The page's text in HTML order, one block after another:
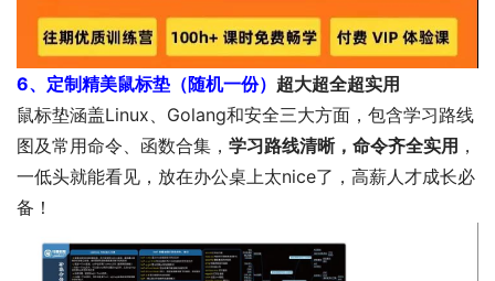
6、定制精美鼠标垫（随机一份） 超大超全超实用
鼠标垫涵盖Linux、Golang和安全三大方面，包含学习路线
图及常用命令、函数合集， 学习路线清晰，命令齐全实用 ，
一低头就能看见，放在办公桌上太nice了，高薪人才成长必
备！